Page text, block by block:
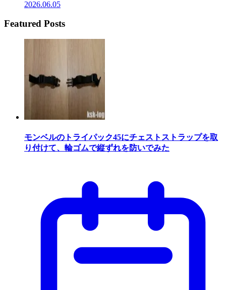
2026.06.05
Featured Posts
モンベルのトライパック45にチェストストラップを取
り付けて、輪ゴムで縦ずれを防いでみた